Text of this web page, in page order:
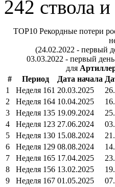
242 ствола
TOP10 Рекордные потери
(24.02.2022 - первый
03.03.2022 - первый
для
#
Период Дата начала
1
Неделя 161 20.03.2025
2
Неделя 164 10.04.2025
3
Неделя 135 19.09.2024
4
Неделя 123 27.06.2024
5
Неделя 130 15.08.2024
6
Неделя 129 08.08.2024
7
Неделя 165 17.04.2025
8
Неделя 156 13.02.2025
9
Неделя 167 01.05.2025